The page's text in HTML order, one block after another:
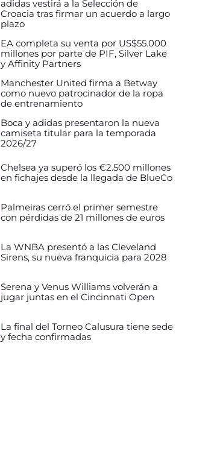
adidas vestirá a la Selección de
Croacia tras firmar un acuerdo a largo
plazo
EA completa su venta por US$55.000
millones por parte de PIF, Silver Lake
y Affinity Partners
Manchester United firma a Betway
como nuevo patrocinador de la ropa
de entrenamiento
Boca y adidas presentaron la nueva
camiseta titular para la temporada
2026/27
Chelsea ya superó los €2.500 millones
en fichajes desde la llegada de BlueCo
Palmeiras cerró el primer semestre
con pérdidas de 21 millones de euros
La WNBA presentó a las Cleveland
Sirens, su nueva franquicia para 2028
Serena y Venus Williams volverán a
jugar juntas en el Cincinnati Open
La final del Torneo Calusura tiene sede
y fecha confirmadas